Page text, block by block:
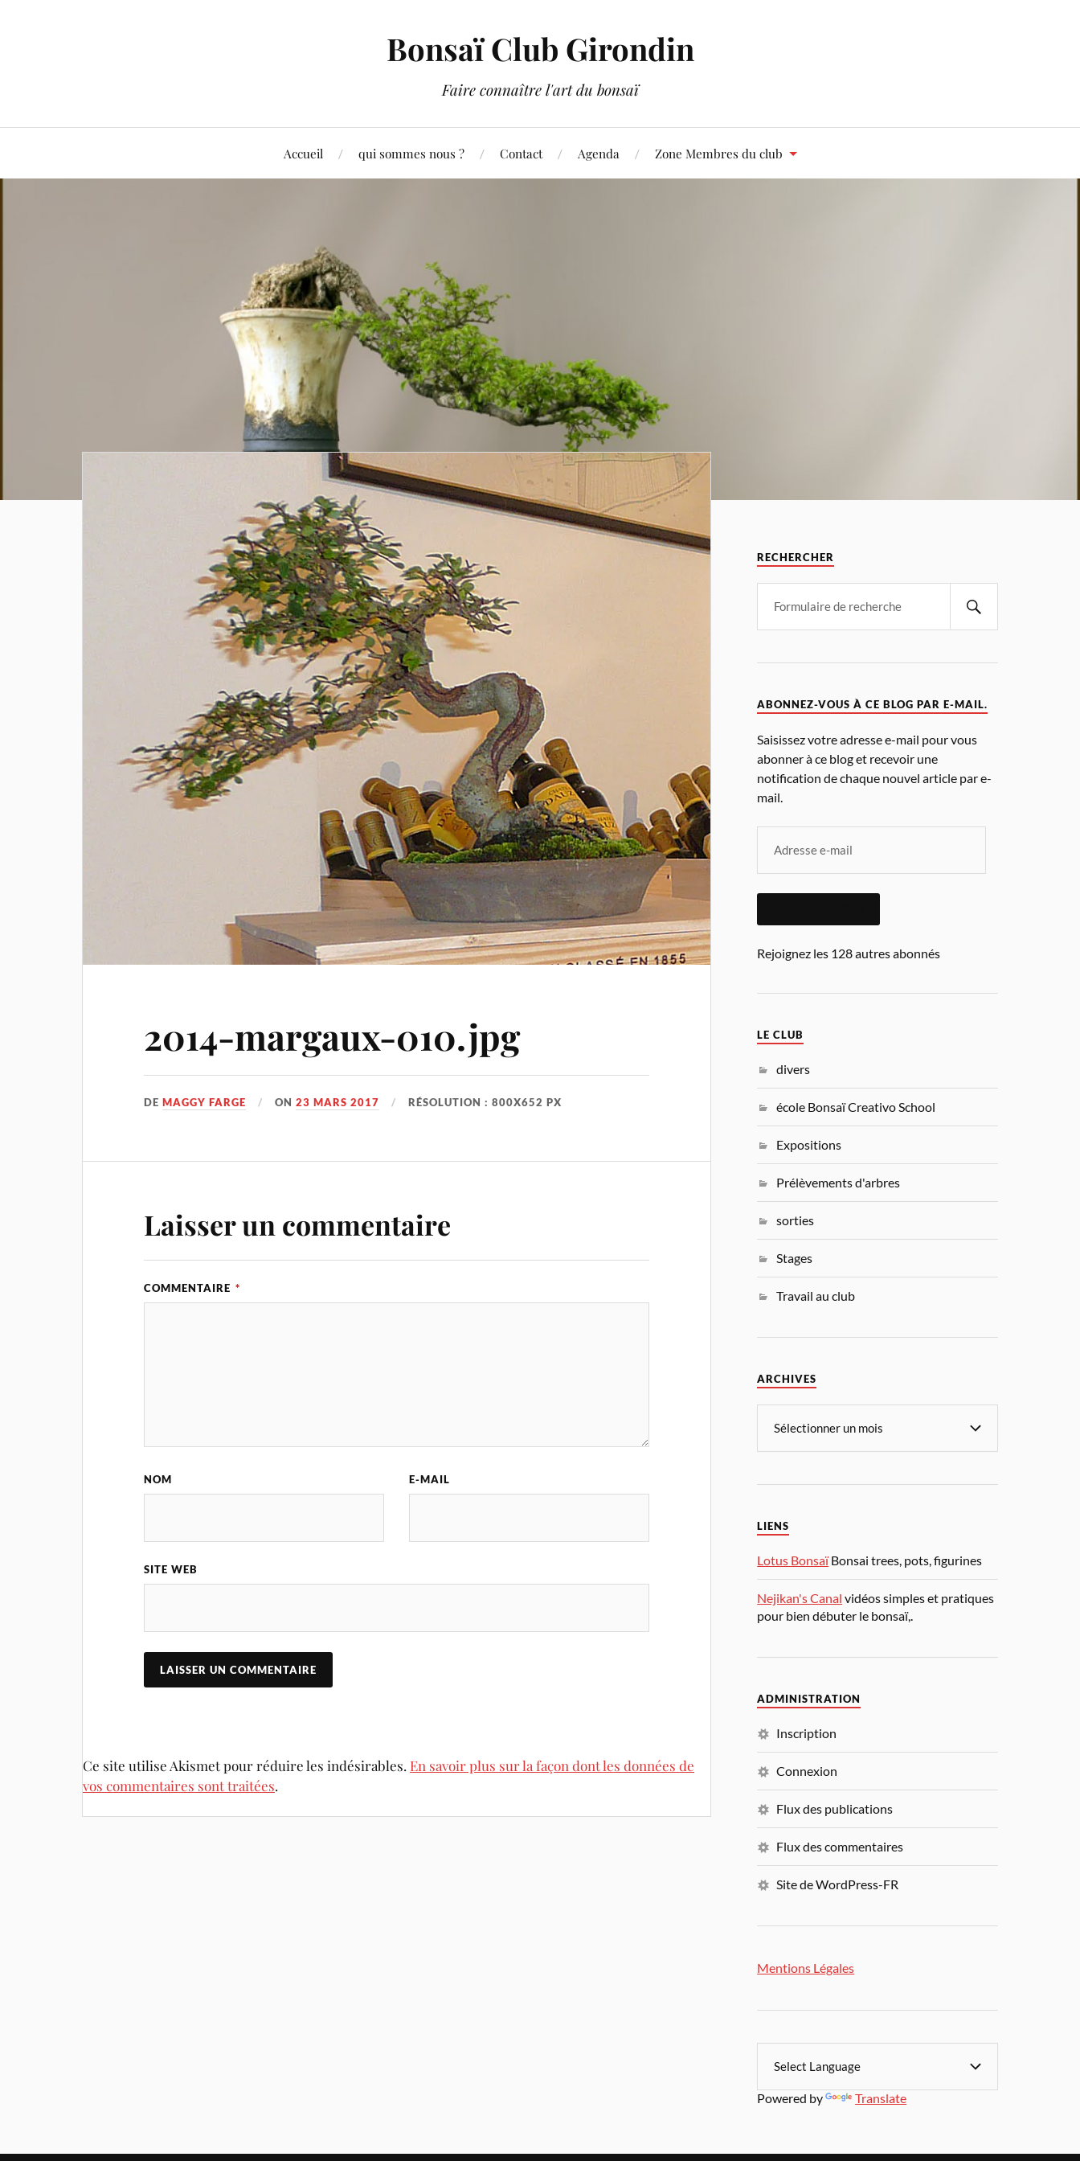
Bonsaï Club Girondin
Faire connaître l'art du bonsaï
Accueil qui sommes nous ? Contact Agenda Zone Membres du club
2014-margaux-010.jpg
DEMAGGY FARGE ON23 MARS 2017 RÉSOLUTION : 800X652 PX
Laisser un commentaire
COMMENTAIRE *
NOM E-MAIL
SITE WEB
Ce site utilise Akismet pour réduire les indésirables. En savoir plus sur la façon dont les données de
vos commentaires sont traitées.
RECHERCHER
ABONNEZ-VOUS À CE BLOG PAR E-MAIL.
Saisissez votre adresse e-mail pour vous
abonner à ce blog et recevoir une
notification de chaque nouvel article par e-
mail.
Rejoignez les 128 autres abonnés
LE CLUB
divers
école Bonsaï Creativo School
Expositions
Prélèvements d'arbres
sorties
Stages
Travail au club
ARCHIVES
LIENS
Lotus BonsaïBonsai trees, pots, figurines
Nejikan's Canal vidéos simples et pratiques
pour bien débuter le bonsaï,.
ADMINISTRATION
Inscription
Connexion
Flux des publications
Flux des commentaires
Site de WordPress-FR
Mentions Légales
Powered by Translate